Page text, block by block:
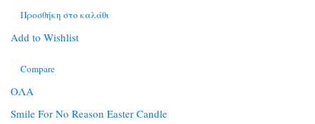
Προσθήκη στο καλάθι
Add to Wishlist
Compare
ΟΛΑ
Smile For No Reason Easter Candle